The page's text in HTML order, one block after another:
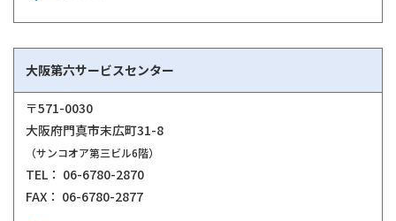
大阪第六サービスセンター
〒571-0030
大阪府門真市末広町31-8
（サンコオア第三ビル6階）
TEL： 06-6780-2870
FAX： 06-6780-2877